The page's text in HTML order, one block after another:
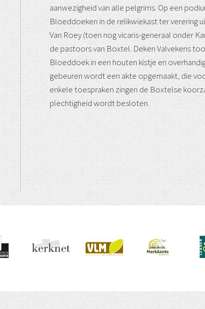
aanwezigheid van alle pelgrims. Op een
Bloeddoeken in de relikwiekast ter verering
Van Roey (toen nog vicaris-generaal onder
de pastoors van Boxtel. Deken Valvekens
Bloeddoek in een houten kistje en
gebeuren wordt een akte opgemaakt, die
enkele toespraken zingen de Boxtelse
plechtigheid wordt besloten.